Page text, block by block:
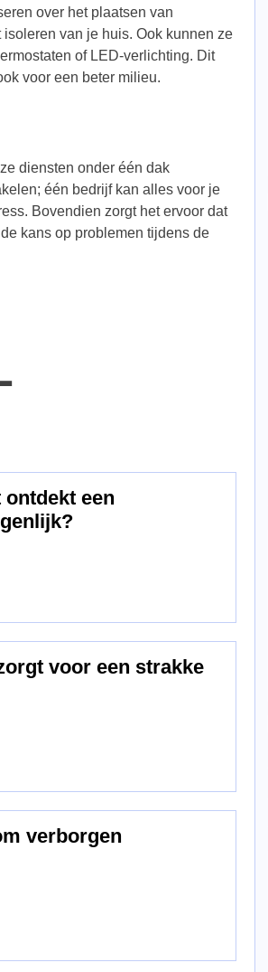
over het plaatsen van
van je huis. Ook kunnen ze
of LED-verlichting. Dit
voor een beter milieu.
diensten onder één dak
één bedrijf kan alles voor je
Bovendien zorgt het ervoor dat
kans op problemen tijdens de
een
voor een strakke
verborgen